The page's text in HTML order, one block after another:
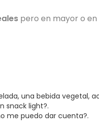
pero en mayor o en
una bebida vegetal,
snack light?.
me puedo dar cuenta?.